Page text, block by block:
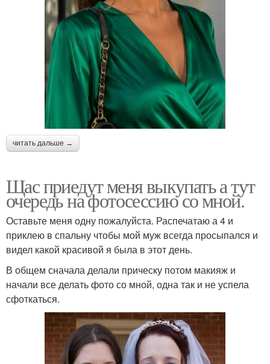
читать дальше →
Щас приедут меня выкупать а тут
очередь на фотосессию со мной.
Оставьте меня одну пожалуйста. Распечатаю а 4 и
приклею в спальну чтобы мой муж всегда просыпался и
видел какой красивой я была в этот день.
В общем сначала делали прическу потом макияж и
начали все делать фото со мной, одна так и не успела
сфоткаться.